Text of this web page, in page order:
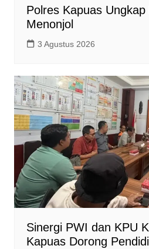
Polres Kapuas Ungkap
Menonjol
3 Agustus 2026
Sinergi PWI dan KPU
Kapuas Dorong